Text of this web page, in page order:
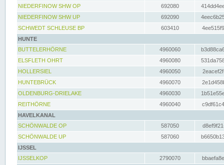
NIEDERFINOW SHW OP
692080
NIEDERFINOW SHW UP
692090
SCHWEDT SCHLEUSE BP
603410
HUNTE
BUTTELERHÖRNE
4960060
ELSFLETH OHRT
4960080
HOLLERSIEL
4960050
HUNTEBRÜCK
4960070
OLDENBURG-DRIELAKE
4960030
REITHÖRNE
4960040
HAVELKANAL
SCHÖNWALDE OP
587050
SCHÖNWALDE UP
587060
IJSSEL
IJSSELKOP
2790070